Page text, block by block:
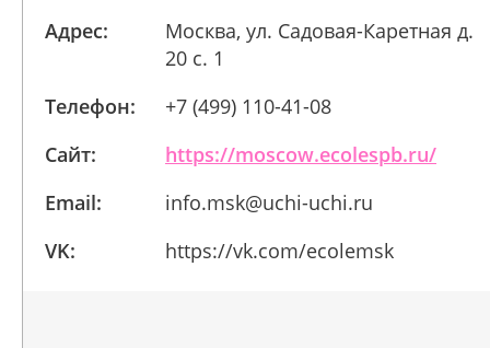
Адрес:
Москва, ул. Садовая-Каретная д.
20 с. 1
Телефон:
+7 (499) 110-41-08
Сайт:
https://moscow.ecolespb.ru/
Email:
info.msk@uchi-uchi.ru
VK:
https://vk.com/ecolemsk